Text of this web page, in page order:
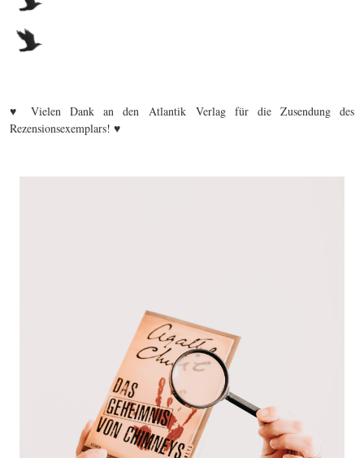
♥ Vielen Dank an den Atlantik Verlag für die Zusendung des
Rezensionsexemplars! ♥